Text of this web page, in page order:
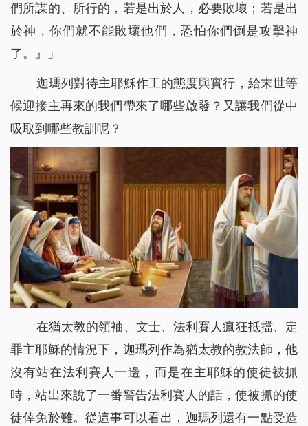
們所謀的、所行的，若是出於人，必要敗壞；若是出
於神，你們就不能敗壞他們，恐怕你們倒是攻擊神
了。』」
迦瑪列對待主耶穌作工的態度與實行，給末世等
候迎接主再來的我們帶來了哪些啟發？又讓我們從中
吸取到哪些教訓呢？
在猶太教的領袖、文士、法利賽人瘋狂抵擋、定
罪主耶穌的情況下，迦瑪列作為猶太教的教法師，他
沒有站在法利賽人一邊，而是在主耶穌的使徒被抓
時，站出來說了一番警告法利賽人的話，使被抓的使
徒倖免於難。從這事可以看出，迦瑪列還有一點受造